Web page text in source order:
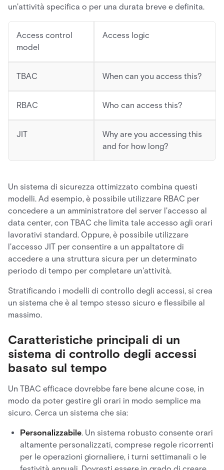
un'attività specifica o per una durata breve e definita.
Access control
model
Access logic
TBAC When can you access this?
RBAC Who can access this?
JIT
Why are you accessing this
and for how long?
Un sistema di sicurezza ottimizzato combina questi
modelli. Ad esempio, è possibile utilizzare RBAC per
concedere a un amministratore del server l'accesso al
data center, con TBAC che limita tale accesso agli orari
lavorativi standard. Oppure, è possibile utilizzare
l'accesso JIT per consentire a un appaltatore di
accedere a una struttura sicura per un determinato
periodo di tempo per completare un'attività.
Stratificando i modelli di controllo degli accessi, si crea
un sistema che è al tempo stesso sicuro e flessibile al
massimo.
Caratteristiche principali di un
sistema di controllo degli accessi
basato sul tempo
Un TBAC efficace dovrebbe fare bene alcune cose, in
modo da poter gestire gli orari in modo semplice ma
sicuro. Cerca un sistema che sia:
Personalizzabile. Un sistema robusto consente orari
altamente personalizzati, comprese regole ricorrenti
per le operazioni giornaliere, i turni settimanali o le